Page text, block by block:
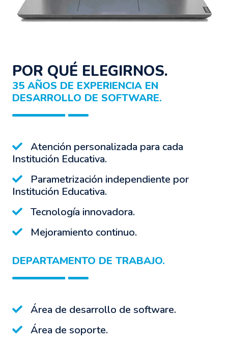
POR QUÉ ELEGIRNOS.
35 AÑOS DE EXPERIENCIA EN
DESARROLLO DE SOFTWARE.
Atención personalizada para cada
Institución Educativa.
Parametrización independiente por
Institución Educativa.
Tecnología innovadora.
Mejoramiento continuo.
DEPARTAMENTO DE TRABAJO.
Área de desarrollo de software.
Área de soporte.